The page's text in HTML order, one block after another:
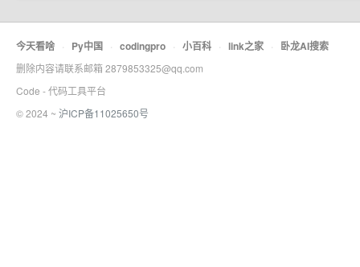
今天看啥 · Py中国 · codingpro · 小百科 · link之家 · 卧龙AI搜索
删除内容请联系邮箱 2879853325@qq.com
Code - 代码工具平台
© 2024 ~ 沪ICP备11025650号